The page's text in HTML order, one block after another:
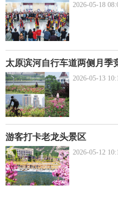
2026-05-18
太原滨河自行车道两侧月季
2026-05-13
游客打卡老龙头景区
2026-05-12